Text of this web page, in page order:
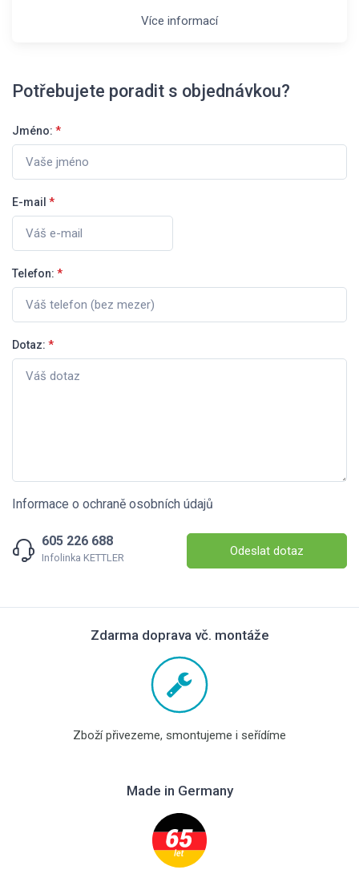
Více informací
Potřebujete poradit s objednávkou?
Jméno: *
E-mail *
Telefon: *
Dotaz: *
Informace o ochraně osobních údajů
605 226 688
Infolinka KETTLER Odeslat dotaz
Zdarma doprava vč. montáže
Zboží přivezeme, smontujeme i seřídíme
Made in Germany